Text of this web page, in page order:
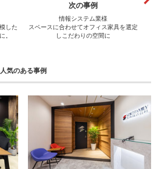
した
。
次の事例
情報システム業様
スペースに合わせてオフィス家具を選定
しこだわりの空間に
気のある事例